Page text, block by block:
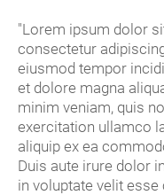
"Lorem ipsum dolor
consectetur
eiusmod tempor
et dolore magna
minim veniam, quis
exercitation ullamco
aliquip ex ea
Duis aute irure dolor
in voluptate velit